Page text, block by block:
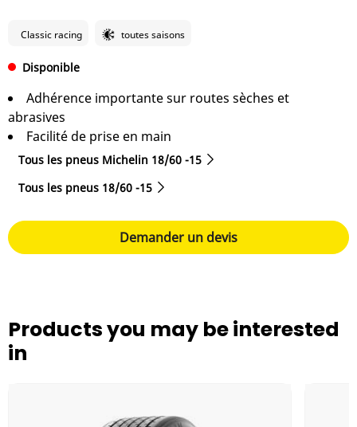
Classic racing toutes saisons
Disponible
Adhérence importante sur routes sèches et
abrasives
Facilité de prise en main
Tous les pneus Michelin 18/60 -15
Tous les pneus‎ 18/60 -15
Demander un devis
Products you may be interested
in